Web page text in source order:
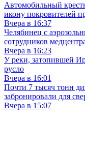
Автомобильный
икону покровителей
Вчера в 16:37
Челябинец с
сотрудников
Вчера в 16:23
У реки, затопившей
русло
Вчера в 16:01
Почти 7 тысяч тонн
забронировали для
Вчера в 15:07